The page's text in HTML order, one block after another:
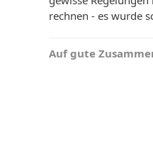
rechnen - es wurde
Auf gute